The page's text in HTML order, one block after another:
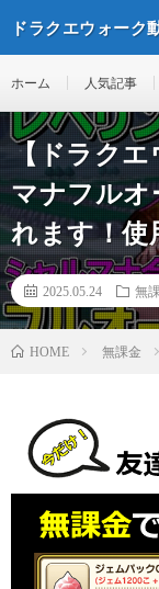
ドラクエウォーク
ホーム 人気記事
【ドラクエ
マナフルオ
れます！使
2025.05.24 無
HOME 無課金